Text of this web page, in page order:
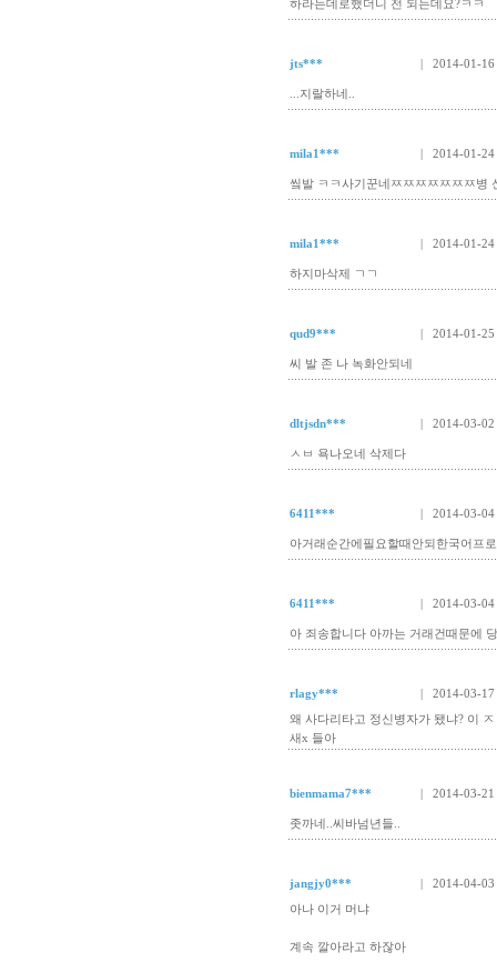
하라는데로했더니 전 되는데요?ㅋㅋ
jts*** | 2014-01-16
...지랄하네..
mila1*** | 2014-01-24
앀발 ㅋㅋ사기꾼네ㅉㅉㅉㅉㅉㅉㅉ병
mila1*** | 2014-01-24
하지마삭제 ㄱㄱ
qud9*** | 2014-01-25
씨 발 존 나 녹화안되네
dltjsdn*** | 2014-03-02
ㅅㅂ 욕나오네 삭제다
6411*** | 2014-03-04
아거래순간에필요할때안되한국어프
6411*** | 2014-03-04
아 죄송합니다 아까는 거래건때문에
rlagy***
| 2014-03-17
왜 사다리타고 정신병자가 됐냐? 이
새x 들아
bienmama7*** | 2014-03-21
좃까네..씨바넘년들..
jangjy0***
| 2014-04-03
아나 이거 머냐
계속 깔아라고 하잖아